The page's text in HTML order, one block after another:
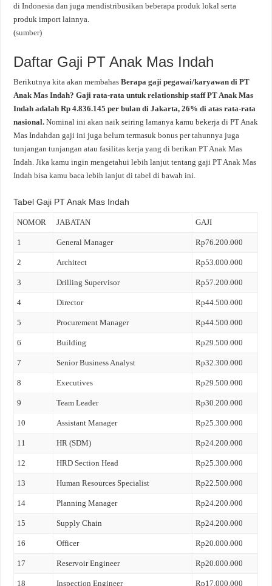
di Indonesia dan juga mendistribusikan beberapa produk lokal serta
produk import lainnya.
(sumber)
Daftar Gaji PT Anak Mas Indah
Berikutnya kita akan membahasBerapa gaji pegawai/karyawan di PT
Anak Mas Indah? Gaji rata-rata untuk relationship staff PT Anak Mas
Indah adalah Rp 4.836.145 per bulan di Jakarta, 26% di atas rata-rata
nasional.Nominal ini akan naik seiring lamanya kamu bekerja di PT Anak
Mas Indahdan gaji ini juga belum termasuk bonus per tahunnya juga
tunjangan tunjangan atau fasilitas kerja yang di berikan PT Anak Mas
Indah. Jika kamu ingin mengetahui lebih lanjut tentang gaji PT Anak Mas
Indah bisa kamu baca lebih lanjut di tabel di bawah ini.
Tabel Gaji PT Anak Mas Indah
NOMOR JABATAN GAJI
1 General Manager Rp76.200.000
2 Architect Rp53.000.000
3 Drilling Supervisor Rp57.200.000
4 Director Rp44.500.000
5 Procurement Manager Rp44.500.000
6 Building Rp29.500.000
7 Senior Business Analyst Rp32.300.000
8 Executives Rp29.500.000
9 Team Leader Rp30.200.000
10 Assistant Manager Rp25.300.000
11 HR (SDM) Rp24.200.000
12 HRD Section Head Rp25.300.000
13 Human Resources Specialist Rp22.500.000
14 Planning Manager Rp24.200.000
15 Supply Chain Rp24.200.000
16 Officer Rp20.000.000
17 Reservoir Engineer Rp20.000.000
18 Inspection Engineer Rp17.000.000